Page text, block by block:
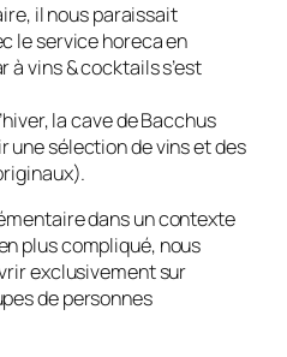
il nous paraissait
le service horeca en
à vins & cocktails s’est
la cave de Bacchus
une sélection de vins et des
dans un contexte
plus compliqué, nous
exclusivement sur
de personnes